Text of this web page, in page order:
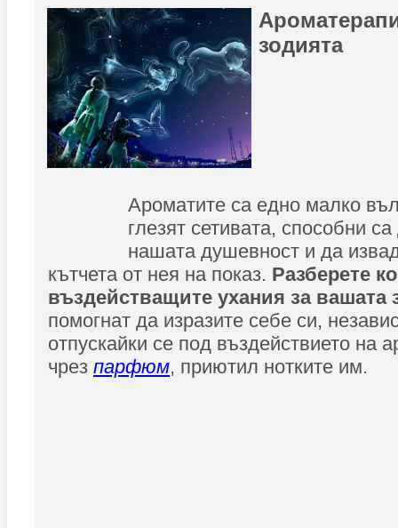
зодията
Ароматите са едно малко
глезят сетивата, способни
нашата душевност и да
кътчета от нея на показ. Разберете
въздействащите ухания за вашата
помогнат да изразите себе си,
отпускайки се под въздействието на
чрез парфюм, приютил нотките им.